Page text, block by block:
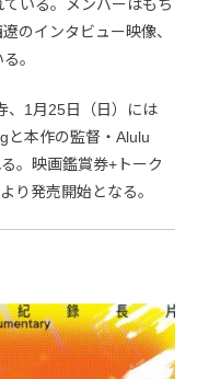
いる。メンバーはもち
のインタビュー映像、
。
、1月25日（日）には
と本作の監督・Alulu
。映画鑑賞券+トーク
り発売開始となる。